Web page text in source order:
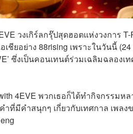
วงเกิร์ลกรุ๊ปสุดฮอตแห่งวงการ
ชียอย่าง 88rising เพราะในวันนี้
ซึ่งเป็นคอนเทนต์ร่วมเฉลิมฉลอ
4EVE พวกเธอก็ได้ทำกิจกรรม
ที่มีคำสนุกๆ เกี่ยวกับเทศกาล เพล